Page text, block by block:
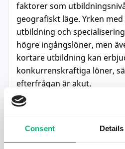
Consent Details
faktorer som
geografiskt läge. Yrken
utbildning och
högre ingångslöner, men
kortare utbildning kan
konkurrenskraftiga löner,
efterfrågan är akut.
Dessa yrken kräver lång